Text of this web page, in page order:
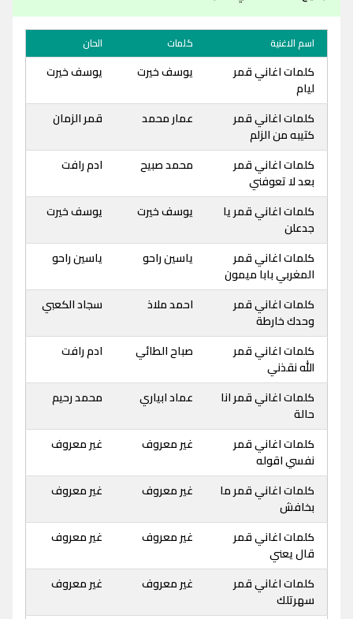
اسم الاغنية كلمات الحان
كلمات اغاني قمر
ليام
يوسف خيرت يوسف خيرت
كلمات اغاني قمر
كتيبه من الزلم
عمار محمد قمر الزمان
كلمات اغاني قمر
بعد لا تعوفني
محمد صبيح ادم رافت
كلمات اغاني قمر يا
جدعلن
يوسف خيرت يوسف خيرت
كلمات اغاني قمر
المغربي بابا ميمون
ياسين راحو ياسين راحو
كلمات اغاني قمر
وحدك خارطة
احمد ملاذ سجاد الكعبي
كلمات اغاني قمر
الله نقذني
صباح الطائي ادم رافت
كلمات اغاني قمر انا
حالة
عماد ابياري محمد رحيم
كلمات اغاني قمر
نفسي اقوله
غير معروف غير معروف
كلمات اغاني قمر ما
بخافش
غير معروف غير معروف
كلمات اغاني قمر
قال يعني
غير معروف غير معروف
كلمات اغاني قمر
سهرتلك
غير معروف غير معروف